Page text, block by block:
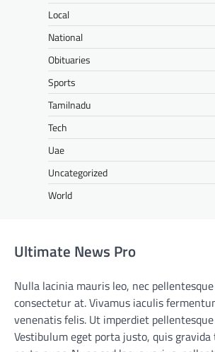
Local
National
Obituaries
Sports
Tamilnadu
Tech
Uae
Uncategorized
World
Ultimate News Pro
Nulla lacinia mauris leo, nec
consectetur at. Vivamus iaculis
venenatis felis. Ut imperdiet
Vestibulum eget porta justo, quis